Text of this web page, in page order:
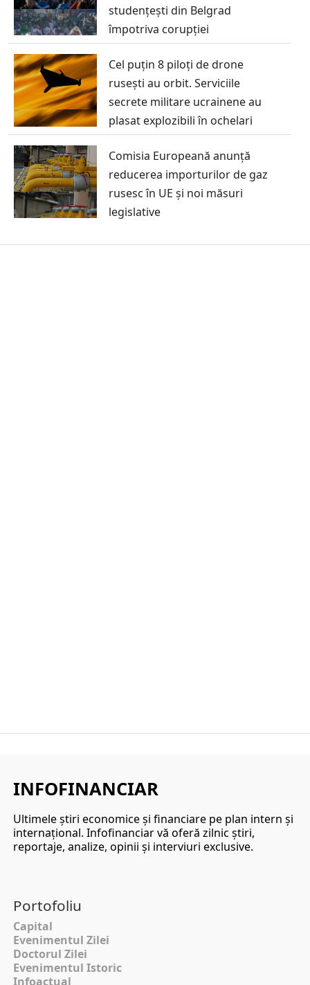
studențești din Belgrad
împotriva corupției
Cel puțin 8 piloți de drone
rusești au orbit. Serviciile
secrete militare ucrainene au
plasat explozibili în ochelari
Comisia Europeană anunță
reducerea importurilor de gaz
rusesc în UE și noi măsuri
legislative
INFOFINANCIAR
Ultimele ştiri economice şi financiare pe plan intern şi
internaţional. Infofinanciar vă oferă zilnic ştiri,
reportaje, analize, opinii şi interviuri exclusive.
Portofoliu
Capital
Evenimentul Zilei
Doctorul Zilei
Evenimentul Istoric
Infoactual